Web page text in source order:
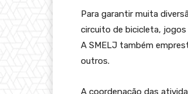
Para garantir muita
circuito de bicicleta,
A SMELJ também
outros.
A coordenação das